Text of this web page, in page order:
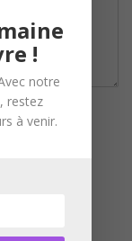
!
notre
restez
à venir.